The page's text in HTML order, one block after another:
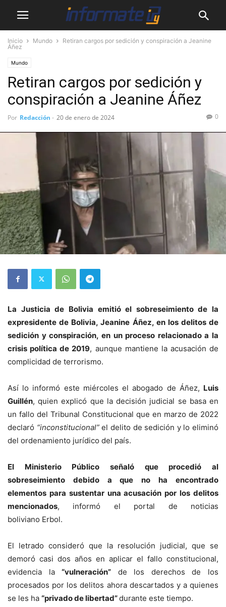
Inicio Mundo
Retiran cargos por sedición y conspiración a Jeanine
Áñez
Mundo
Retiran cargos por sedición y
conspiración a Jeanine Áñez
Por Redacción - 20 de enero de 2024 0
La Justicia de Bolivia emitió el sobreseimiento de la
expresidente de Bolivia, Jeanine Áñez, en los delitos de
sedición y conspiración, en un proceso relacionado a la
crisis política de 2019, aunque mantiene la acusación de
complicidad de terrorismo.
Así lo informó este miércoles el abogado de Áñez, Luis
Guillén, quien explicó que la decisión judicial se basa en
un fallo del Tribunal Constitucional que en marzo de 2022
declaró “inconstitucional”el delito de sedición y lo eliminó
del ordenamiento jurídico del país.
El Ministerio Público señaló que procedió al
sobreseimiento debido a que no ha encontrado
elementos para sustentar una acusación por los delitos
mencionados, informó el portal de noticias
boliviano Erbol.
El letrado consideró que la resolución judicial, que se
demoró casi dos años en aplicar el fallo constitucional,
evidencia la“vulneración” de los derechos de los
procesados por los delitos ahora descartados y a quienes
se les ha “privado de libertad”durante este tiempo.